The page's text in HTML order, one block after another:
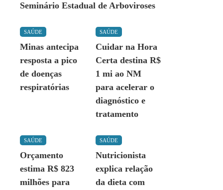
Seminário Estadual de Arboviroses
SAÚDE
Minas antecipa
resposta a pico
de doenças
respiratórias
SAÚDE
Cuidar na Hora
Certa destina R$
1 mi ao NM
para acelerar o
diagnóstico e
tratamento
SAÚDE
Orçamento
estima R$ 823
milhões para
SAÚDE
Nutricionista
explica relação
da dieta com